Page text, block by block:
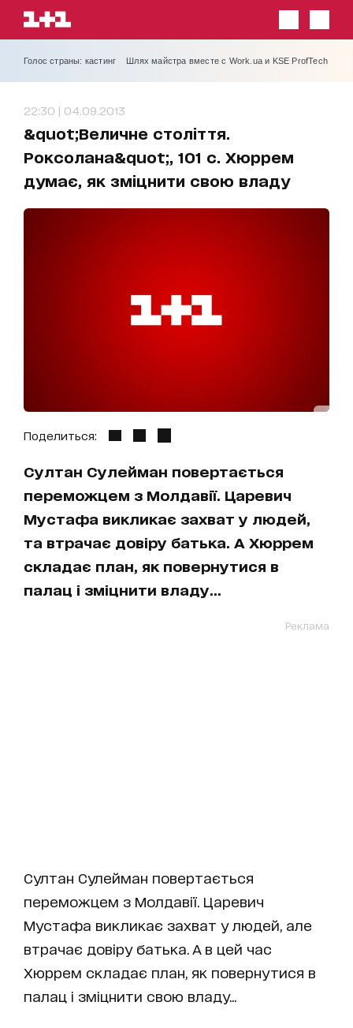
Голос страны: кастинг Шлях майстра вместе с Work.ua и KSE ProfTech
22:30 | 04.09.2013
&quot;Величне століття.
Роксолана&quot;, 101 с. Хюррем
думає, як зміцнити свою владу
Поделиться:
Султан Сулейман повертається
переможцем з Молдавії. Царевич
Мустафа викликає захват у людей,
та втрачає довіру батька. А Хюррем
складає план, як повернутися в
палац і зміцнити владу...
Реклама
Султан Сулейман повертається
переможцем з Молдавії. Царевич
Мустафа викликає захват у людей, але
втрачає довіру батька. А в цей час
Хюррем складає план, як повернутися в
палац і зміцнити свою владу...